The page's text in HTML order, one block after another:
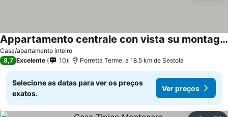
Casa/apartamento inteiro
Appartamento centrale con vista su montagna
8,7 Excelente 10 Porretta Terme, a 18.5 km de Sestola
Selecione as datas para ver os preços
exatos.
Ver preços